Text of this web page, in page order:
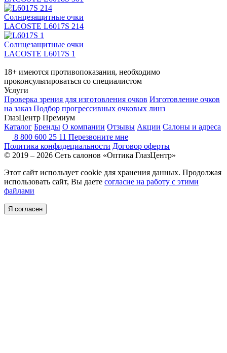
Солнцезащитные очки
LACOSTE L6017S 214
Солнцезащитные очки
LACOSTE L6017S 1
18+ имеются противопоказания, необходимо
проконсультироваться со специалистом
Услуги
Проверка зрения для изготовления очков Изготовление очков
на заказ Подбор прогрессивных очковых линз
ГлазЦентр Премиум
Каталог Бренды О компании Отзывы Акции Салоны и адреса
8 800 600 25 11 Перезвоните мне
Политика конфидециальности Договор оферты
© 2019 – 2026 Сеть салонов «Оптика ГлазЦентр»
Этот сайт использует cookie для хранения данных. Продолжая
использовать сайт, Вы даете согласие на работу с этими
файлами
Я согласен